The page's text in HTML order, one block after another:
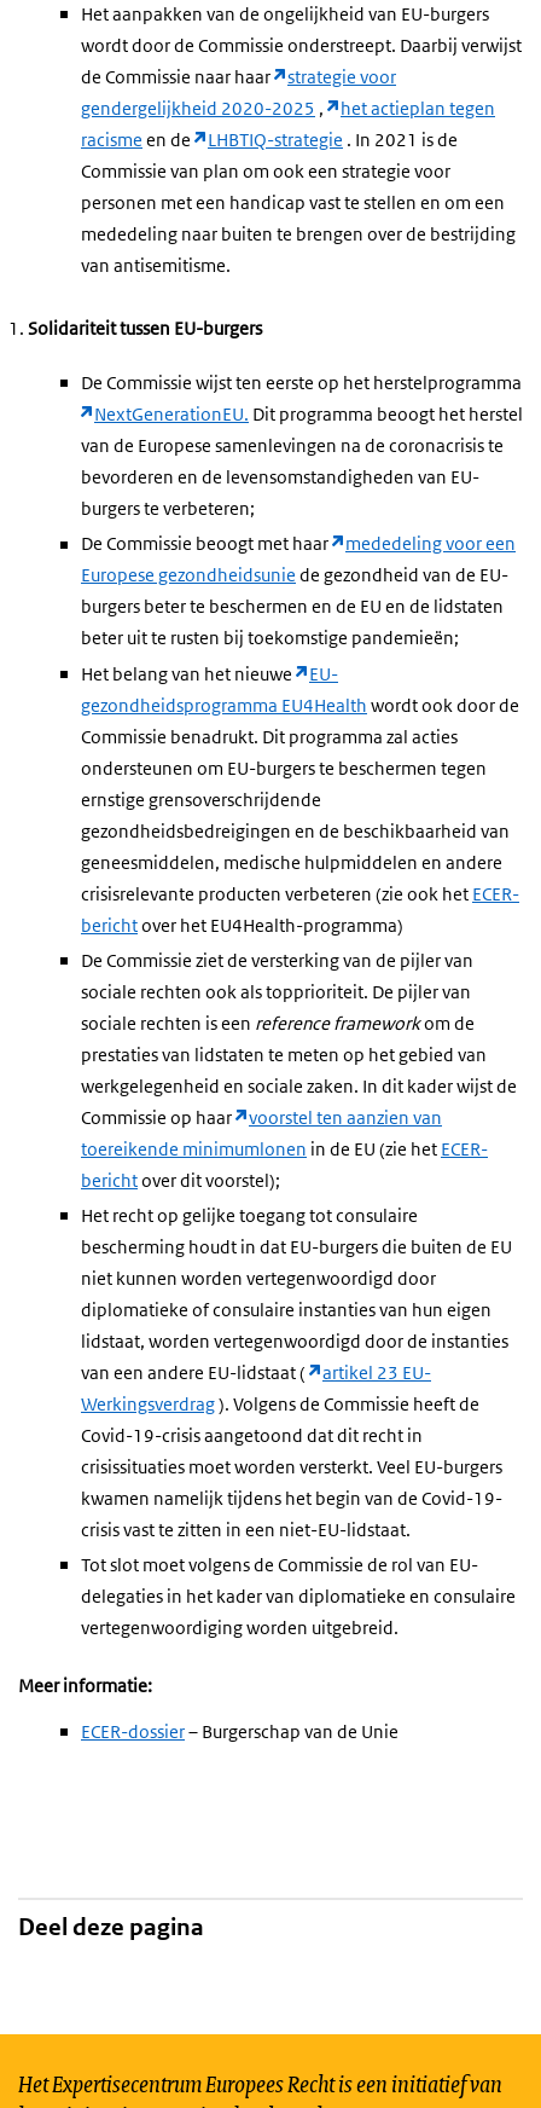
Het aanpakken van de ongelijkheid van EU-burgers
wordt door de Commissie onderstreept. Daarbij verwijst
de Commissie naar haar
strategie voor
gendergelijkheid 2020-2025 ,
het actieplan tegen
racisme en de LHBTIQ-strategie . In 2021 is de
Commissie van plan om ook een strategie voor
personen met een handicap vast te stellen en om een
mededeling naar buiten te brengen over de bestrijding
van antisemitisme.
Solidariteit tussen EU-burgers
De Commissie wijst ten eerste op het herstelprogramma
NextGenerationEU. Dit programma beoogt het herstel
van de Europese samenlevingen na de coronacrisis te
bevorderen en de levensomstandigheden van EU-
burgers te verbeteren;
De Commissie beoogt met haar
mededeling voor een
Europese gezondheidsunie de gezondheid van de EU-
burgers beter te beschermen en de EU en de lidstaten
beter uit te rusten bij toekomstige pandemieën;
Het belang van het nieuwe
EU-
gezondheidsprogramma EU4Health wordt ook door de
Commissie benadrukt. Dit programma zal acties
ondersteunen om EU-burgers te beschermen tegen
ernstige grensoverschrijdende
gezondheidsbedreigingen en de beschikbaarheid van
geneesmiddelen, medische hulpmiddelen en andere
crisisrelevante producten verbeteren (zie ook het ECER-
berichtover het EU4Health-programma)
De Commissie ziet de versterking van de pijler van
sociale rechten ook als topprioriteit. De pijler van
sociale rechten is een reference frameworkom de
prestaties van lidstaten te meten op het gebied van
werkgelegenheid en sociale zaken. In dit kader wijst de
Commissie op haar
voorstel ten aanzien van
toereikende minimumlonen in de EU (zie het ECER-
berichtover dit voorstel);
Het recht op gelijke toegang tot consulaire
bescherming houdt in dat EU-burgers die buiten de EU
niet kunnen worden vertegenwoordigd door
diplomatieke of consulaire instanties van hun eigen
lidstaat, worden vertegenwoordigd door de instanties
van een andere EU-lidstaat (
artikel 23 EU-
Werkingsverdrag). Volgens de Commissie heeft de
Covid-19-crisis aangetoond dat dit recht in
crisissituaties moet worden versterkt. Veel EU-burgers
kwamen namelijk tijdens het begin van de Covid-19-
crisis vast te zitten in een niet-EU-lidstaat.
Tot slot moet volgens de Commissie de rol van EU-
delegaties in het kader van diplomatieke en consulaire
vertegenwoordiging worden uitgebreid.
Meer informatie:
ECER-dossier– Burgerschap van de Unie
Deel deze pagina
Het Expertisecentrum Europees Recht is een initiatief van